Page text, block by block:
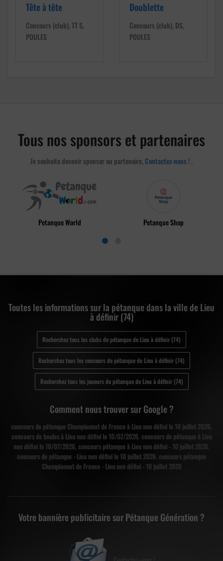
Tête à tête
Concours (club), TT S,
POULES
Doublette
Concours (club), DS,
POULES
Tous nos sponsors et partenaires
Je souhaite devenir sponsor ou partenaire, Contactez-nous !.
Petanque World Petanque Shop
Toutes les informations sur la pétanque dans la ville de Lieu
à définir (74)
Recherchez tous les clubs de pétanque de Lieu à définir (74)
Recherchez tous les concours de pétanque de Lieu à définir (74)
Recherchez tous les joueurs de pétanque de Lieu à définir (74)
Comment nous trouver sur Google ?
concours de pétanque Championnat de France à Lieu non défini le 10 juillet 2026
concours de boules à Lieu non défini le 10/07/2026, concours de pétanque à Lieu
non défini le 10/07/2026, concours pétanque à Lieu non défini - 10 juillet 2026
concours de pétanque - Lieu non défini le 10 juillet 2026, concours pétanque
Championnat de France - Lieu non défini - 10 juillet 2026
Votre bannière publicitaire sur Pétanque Génération ?